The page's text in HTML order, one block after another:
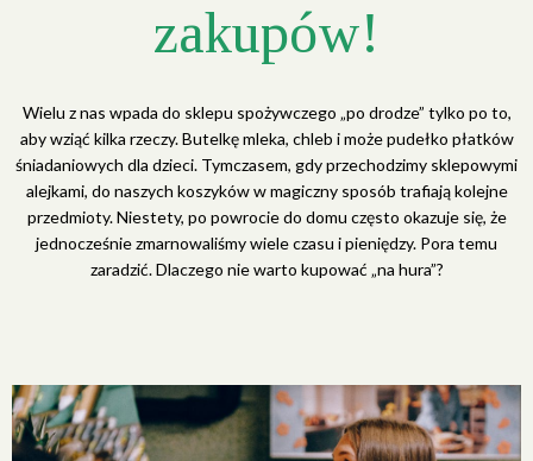
zakupów!
Wielu z nas wpada do sklepu spożywczego „po drodze” tylko po to,
aby wziąć kilka rzeczy. Butelkę mleka, chleb i może pudełko płatków
śniadaniowych dla dzieci. Tymczasem, gdy przechodzimy sklepowymi
alejkami, do naszych koszyków w magiczny sposób trafiają kolejne
przedmioty. Niestety, po powrocie do domu często okazuje się, że
jednocześnie zmarnowaliśmy wiele czasu i pieniędzy. Pora temu
zaradzić. Dlaczego nie warto kupować „na hura”?